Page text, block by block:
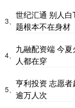
3、
世纪汇通 别人
题根本不在身材
4、
九融配资端 今夏
人都在穿
5、
亨利投资 志愿
逾万人次